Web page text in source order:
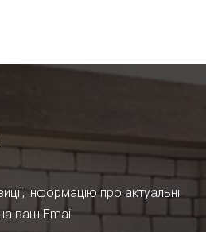
інформацію про актуальні
ваш Email